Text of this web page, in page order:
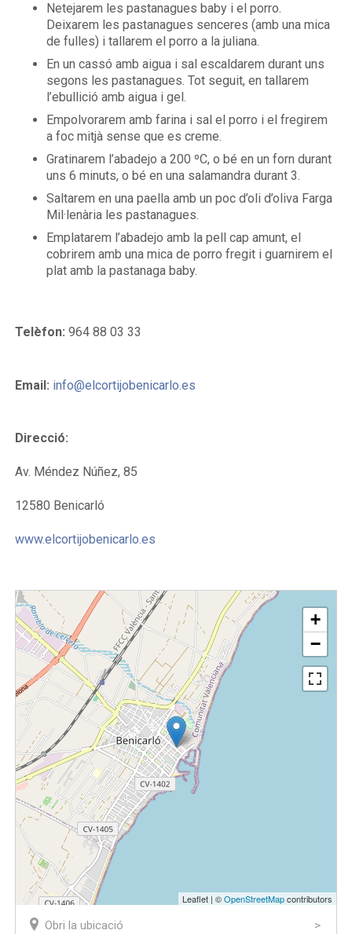
Netejarem les pastanagues baby i el porro.
Deixarem les pastanagues senceres (amb una mica
de fulles) i tallarem el porro a la juliana.
En un cassó amb aigua i sal escaldarem durant uns
segons les pastanagues. Tot seguit, en tallarem
l’ebullició amb aigua i gel.
Empolvorarem amb farina i sal el porro i el fregirem
a foc mitjà sense que es creme.
Gratinarem l’abadejo a 200 ºC, o bé en un forn durant
uns 6 minuts, o bé en una salamandra durant 3.
Saltarem en una paella amb un poc d’oli d’oliva Farga
Mil·lenària les pastanagues.
Emplatarem l’abadejo amb la pell cap amunt, el
cobrirem amb una mica de porro fregit i guarnirem el
plat amb la pastanaga baby.
Telèfon:964 88 03 33
Email: info@elcortijobenicarlo.es
Direcció:
Av. Méndez Núñez, 85
12580 Benicarló
www.elcortijobenicarlo.es
+
−
Leaflet | ©OpenStreetMapcontributors
Obri la ubicació